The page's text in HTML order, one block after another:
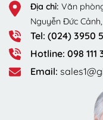
Địa chỉ: Văn
Nguyễn Đức
Tel: (024) 3950
Hotline: 098 111
Email: